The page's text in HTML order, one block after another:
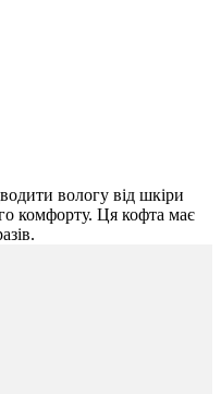
вологу від шкіри
комфорту. Ця кофта має